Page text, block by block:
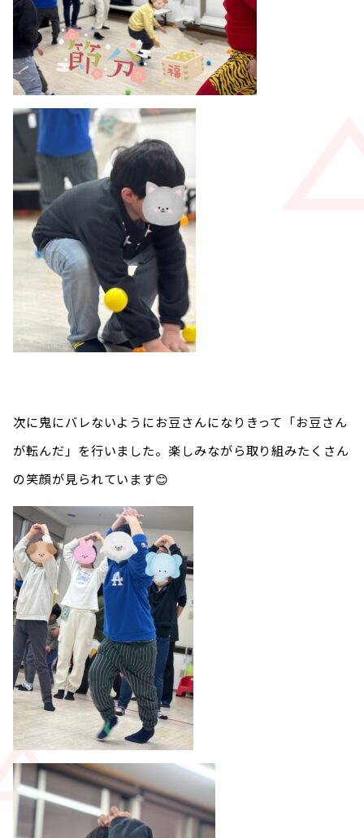
次に鬼にバレないようにお豆さんになりきって「お豆さん
が転んだ」を行いました。楽しみながら取り組みたくさん
の笑顔が見られています😊